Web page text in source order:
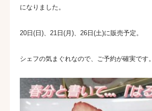
になりました。
20日(日)、21日(月)、26日(土)に販売予定。
シェフの気まぐれなので、ご予約が確実です。